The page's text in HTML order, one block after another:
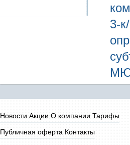
3-
МЮ
Новости Акции О компании Тарифы
Публичная оферта Контакты